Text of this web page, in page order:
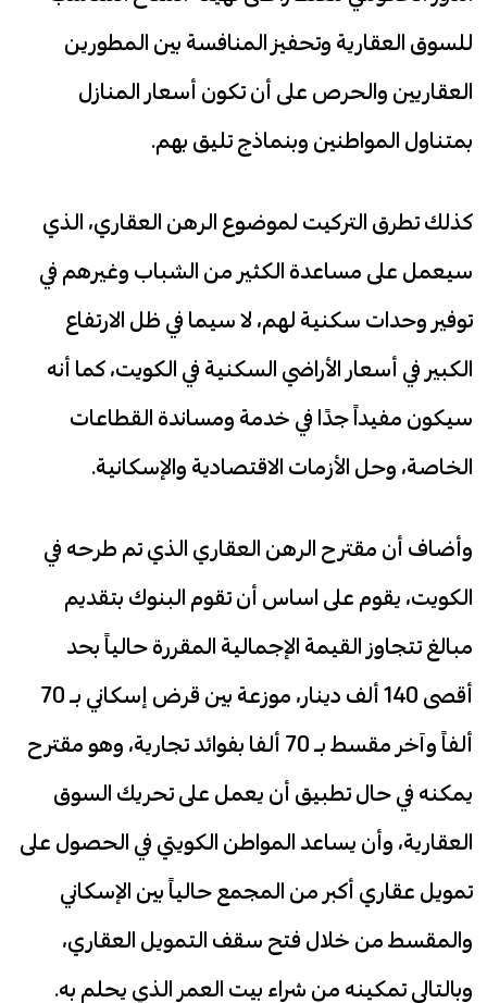
للسوق العقارية وتحفيز المنافسة بين المطورين
العقاريين والحرص على أن تكون أسعار المنازل
بمتناول المواطنين وبنماذج تليق بهم.
كذلك تطرق التركيت لموضوع الرهن العقاري، الذي
سيعمل على مساعدة الكثير من الشباب وغيرهم في
توفير وحدات سكنية لهم، لا سيما في ظل الارتفاع
الكبير في أسعار الأراضي السكنية في الكويت، كما أنه
سيكون مفيداً جدًا في خدمة ومساندة القطاعات
الخاصة، وحل الأزمات الاقتصادية والإسكانية.
وأضاف أن مقترح الرهن العقاري الذي تم طرحه في
الكويت، يقوم على اساس أن تقوم البنوك بتقديم
مبالغ تتجاوز القيمة الإجمالية المقررة حالياً بحد
أقصى 140 ألف دينار، موزعة بين قرض إسكاني بـ‍ 70
ألفاً وآخر مقسط بـ‍ 70 ألفا بفوائد تجارية، وهو مقترح
يمكنه في حال تطبيق أن يعمل على تحريك السوق
العقارية، وأن يساعد المواطن الكويتي في الحصول على
تمويل عقاري أكبر من المجمع حالياً بين الإسكاني
والمقسط من خلال فتح سقف التمويل العقاري،
وبالتالي تمكينه من شراء بيت العمر الذي يحلم به.